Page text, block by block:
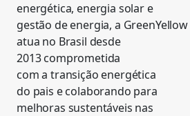
energética, energia solar e
gestão de energia, a GreenYellow
atua no Brasil desde
2013 comprometida
com a transição energética
do pais e colaborando para
melhoras sustentáveis nas